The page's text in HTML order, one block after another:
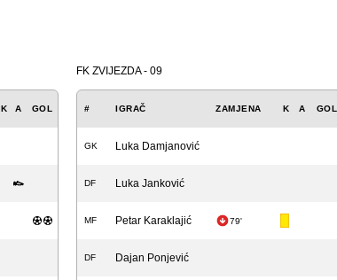
K A GOL
FK ZVIJEZDA - 09
# IGRAČ ZAMJENA K A GOL
GK Luka Damjanović
DF Luka Janković
MF Petar Karaklajić 79'
DF Dajan Ponjević